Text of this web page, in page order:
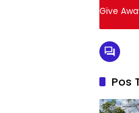
Give
Pos